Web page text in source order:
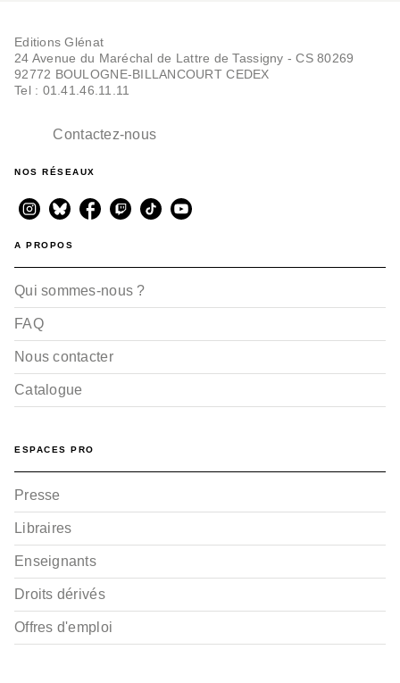
Editions Glénat
24 Avenue du Maréchal de Lattre de Tassigny - CS 80269
92772 BOULOGNE-BILLANCOURT CEDEX
Tel : 01.41.46.11.11
Contactez-nous
NOS RÉSEAUX
A PROPOS
Qui sommes-nous ?
FAQ
Nous contacter
Catalogue
ESPACES PRO
Presse
Libraires
Enseignants
Droits dérivés
Offres d'emploi